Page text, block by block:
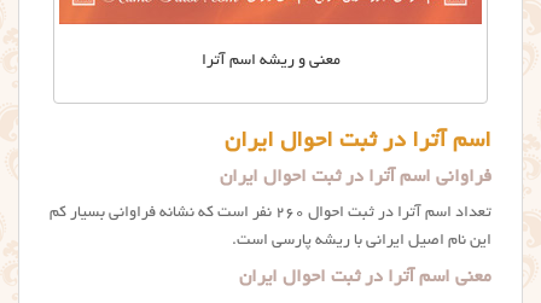
معنی و ریشه اسم آترا
اسم آترا در ثبت احوال ایران
فراوانی اسم آترا در ثبت احوال ایران
تعداد اسم آترا در ثبت احوال ۲۶۰ نفر است که نشانه فراوانی بسیار کم
این نام اصیل ایرانی با ریشه پارسی است.
معنی اسم آترا در ثبت احوال ایران